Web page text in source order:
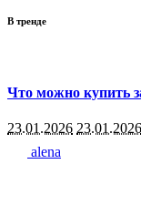
В тренде
Что можно купить
23.01.2026 23.01.2026
alena